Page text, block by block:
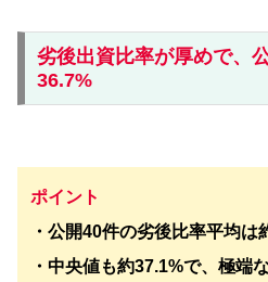
劣後出資比率が厚めで、
36.7%
ポイント
・公開40件の劣後比率平均は
・中央値も約37.1%で、極端